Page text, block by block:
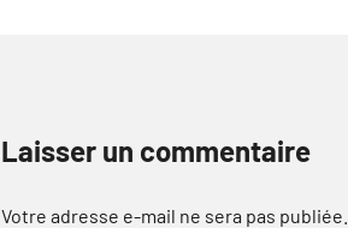
Laisser un commentaire
Votre adresse e-mail ne sera pas publiée.